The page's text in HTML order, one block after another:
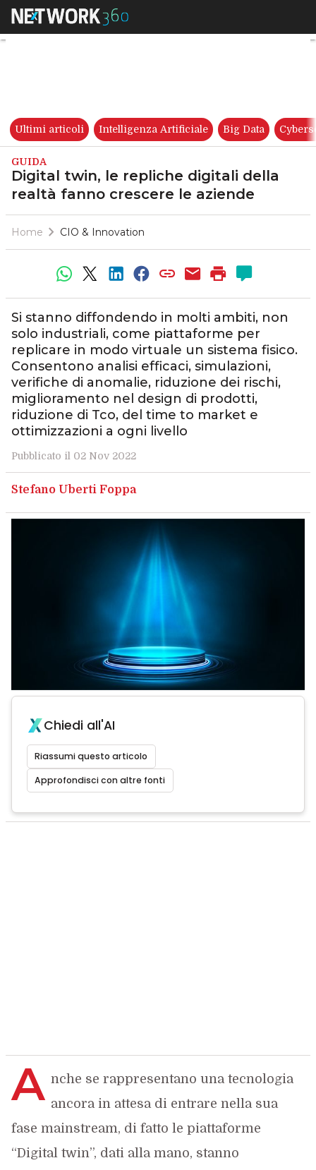
Digital twin, le repliche
Ultimi articoli Intelligenza Artificiale Big Data
GUIDA
Digital twin, le repliche digitali della
realtà fanno crescere le aziende
Home CIO & Innovation
Si stanno diffondendo in molti ambiti, non
solo industriali, come piattaforme per
replicare in modo virtuale un sistema fisico.
Consentono analisi efficaci, simulazioni,
verifiche di anomalie, riduzione dei rischi,
miglioramento nel design di prodotti,
riduzione di Tco, del time to market e
ottimizzazioni a ogni livello
Pubblicato il 02 Nov 2022
Stefano Uberti Foppa
Chiedi all'AI
Riassumi questo articolo
Approfondisci con altre fonti
A nche se rappresentano una tecnologia
ancora in attesa di entrare nella sua
fase mainstream, di fatto le piattaforme
“Digital twin”, dati alla mano, stanno